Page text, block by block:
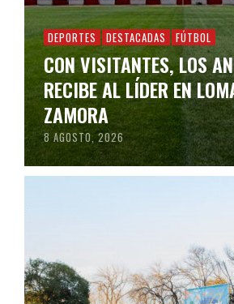
DEPORTES DESTACADAS FÚTBOL
CON VISITANTES, LOS
RECIBE AL LÍDER EN
ZAMORA
8 AGOSTO, 2026